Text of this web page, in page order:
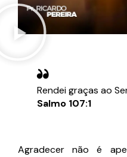
Rendei graças ao
Salmo 107:1
Agradecer não é